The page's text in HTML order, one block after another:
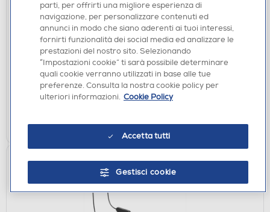
AURICOLARI
JBL - Auricolari bluetooth LIVE PRO 2 TWS-NERO
€ 119,00
€ 149,99 consigliato
Acquisto online:disponibile
Ritiro in negozio in 30' gratuito:verifica
parti, per offrirti una migliore esperienza di
navigazione, per personalizzare contenuti ed
annunci in modo che siano aderenti ai tuoi interessi,
fornirti funzionalità dei social media ed analizzare le
prestazioni del nostro sito. Selezionando
“Impostazioni cookie” ti sarà possibile determinare
quali cookie verranno utilizzati in base alle tue
preferenze. Consulta la nostra cookie policy per
ulteriori informazioni. Cookie Policy
Accetta tutti
Gestisci cookie